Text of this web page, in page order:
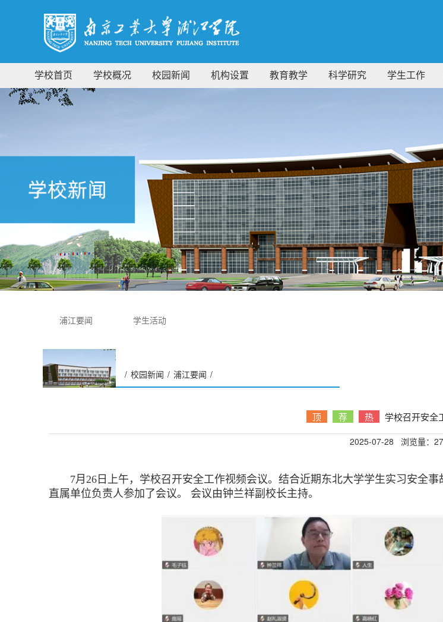
学校首页 学校概况 校园新闻 机构设置 教育教学 科学研究 学生工作
浦江要闻 学生活动
/ 校园新闻 / 浦江要闻 /
顶 荐 热 学校召开安全
2025-07-28 浏览量：
7月26日上午，学校召开安全工作视频会议。结合近期东北大学学生实习安全事
直属单位负责人参加了会议。 会议由钟兰祥副校长主持。